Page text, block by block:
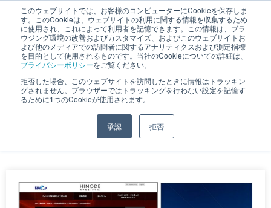
このウェブサイトでは、お客様のコンピューターにCookieを保存しま
す。このCookieは、ウェブサイトの利用に関する情報を収集するため
に使用され、これによって利用者を記憶できます。この情報は、ブラ
ウジング環境の改善およびカスタマイズ、およびこのウェブサイトお
よび他のメディアでの訪問者に関するアナリティクスおよび測定指標
を目的として使用されるものです。当社のCookieについての詳細は、
プライバシーポリシーをご覧ください。
拒否した場合、このウェブサイトを訪問したときに情報はトラッキン
グされません。ブラウザーではトラッキングを行わない設定を記憶す
るために1つのCookieが使用されます。
承認 拒否
JP｜EN
お知らせ